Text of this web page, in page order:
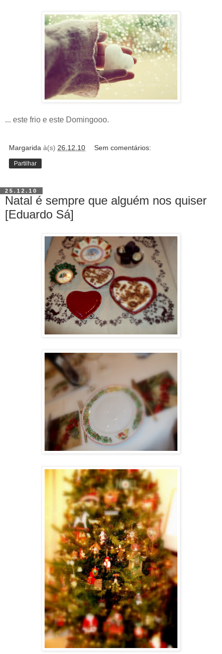
... este frio e este Domingooo.
Margarida à(s) 26.12.10 Sem comentários:
Partilhar
25.12.10
Natal é sempre que alguém nos quiser
[Eduardo Sá]